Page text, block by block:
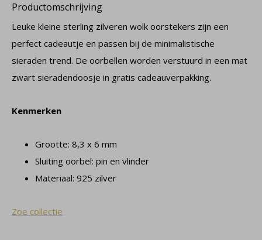
Productomschrijving
Leuke kleine sterling zilveren wolk oorstekers zijn een
perfect cadeautje en passen bij de minimalistische
sieraden trend. De oorbellen worden verstuurd in een mat
zwart sieradendoosje in gratis cadeauverpakking.
Kenmerken
Grootte: 8,3 x 6 mm
Sluiting oorbel: pin en vlinder
Materiaal: 925 zilver
Zoe collectie